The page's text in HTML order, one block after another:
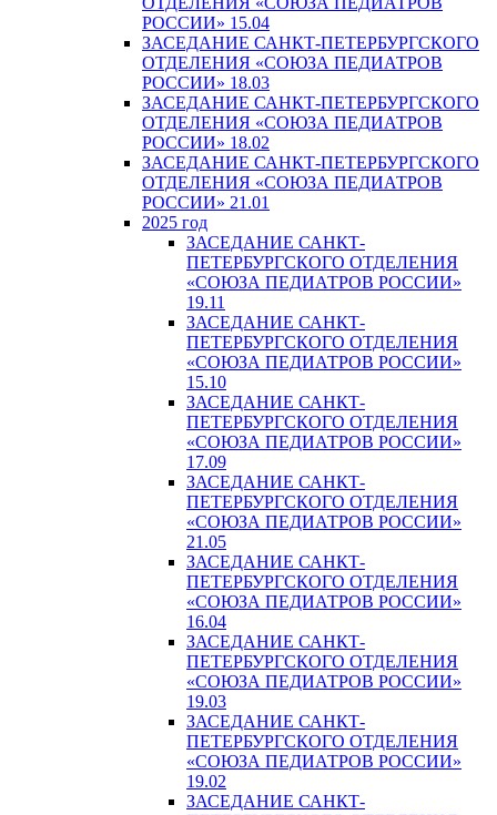
РОССИИ» 15.04
ЗАСЕДАНИЕ САНКТ-ПЕТЕРБУРГСКОГО
ОТДЕЛЕНИЯ «СОЮЗА ПЕДИАТРОВ
РОССИИ» 18.03
ЗАСЕДАНИЕ САНКТ-ПЕТЕРБУРГСКОГО
ОТДЕЛЕНИЯ «СОЮЗА ПЕДИАТРОВ
РОССИИ» 18.02
ЗАСЕДАНИЕ САНКТ-ПЕТЕРБУРГСКОГО
ОТДЕЛЕНИЯ «СОЮЗА ПЕДИАТРОВ
РОССИИ» 21.01
2025 год
ЗАСЕДАНИЕ САНКТ-
ПЕТЕРБУРГСКОГО ОТДЕЛЕНИЯ
«СОЮЗА ПЕДИАТРОВ РОССИИ»
19.11
ЗАСЕДАНИЕ САНКТ-
ПЕТЕРБУРГСКОГО ОТДЕЛЕНИЯ
«СОЮЗА ПЕДИАТРОВ РОССИИ»
15.10
ЗАСЕДАНИЕ САНКТ-
ПЕТЕРБУРГСКОГО ОТДЕЛЕНИЯ
«СОЮЗА ПЕДИАТРОВ РОССИИ»
17.09
ЗАСЕДАНИЕ САНКТ-
ПЕТЕРБУРГСКОГО ОТДЕЛЕНИЯ
«СОЮЗА ПЕДИАТРОВ РОССИИ»
21.05
ЗАСЕДАНИЕ САНКТ-
ПЕТЕРБУРГСКОГО ОТДЕЛЕНИЯ
«СОЮЗА ПЕДИАТРОВ РОССИИ»
16.04
ЗАСЕДАНИЕ САНКТ-
ПЕТЕРБУРГСКОГО ОТДЕЛЕНИЯ
«СОЮЗА ПЕДИАТРОВ РОССИИ»
19.03
ЗАСЕДАНИЕ САНКТ-
ПЕТЕРБУРГСКОГО ОТДЕЛЕНИЯ
«СОЮЗА ПЕДИАТРОВ РОССИИ»
19.02
ЗАСЕДАНИЕ САНКТ-